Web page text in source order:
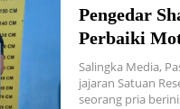
Pengedar
Perbaiki
Salingka Media,
jajaran Satuan
seorang pria